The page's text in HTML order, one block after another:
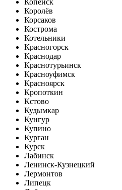
Королёв
Корсаков
Кострома
Котельники
Красногорск
Краснодар
Краснотурьинск
Красноуфимск
Красноярск
Кропоткин
Кстово
Кудымкар
Кунгур
Купино
Курган
Курск
Лабинск
Ленинск-Кузнецкий
Лермонтов
Липецк